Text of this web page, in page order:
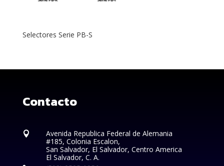
Selectores Serie PB-S
Contacto

Avenida Republica Federal de Alemania
#185, Colonia Escalon,
San Salvador, El Salvador, Centro America
El Salvador, C. A.